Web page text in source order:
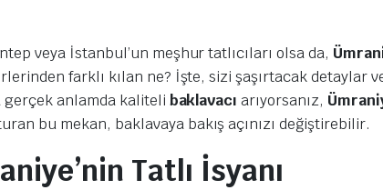
veya İstanbul’un meşhur tatlıcıları olsa da,
farklı kılan ne? İşte, sizi şaşırtacak detaylar
gerçek anlamda kaliteli baklavacıarıyorsanız,
bu mekan, baklavaya bakış açınızı değiştirebilir.
Tatlı İsyanı